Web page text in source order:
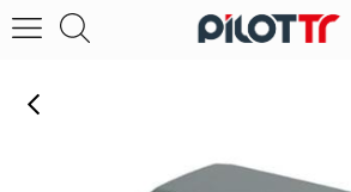
SkyRC D200neo Şarj Cihazı